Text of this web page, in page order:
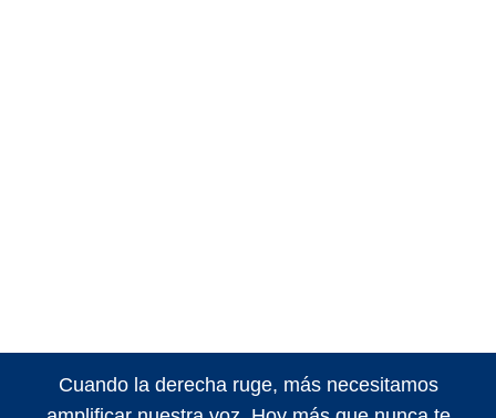
Cuando la derecha ruge, más necesitamos